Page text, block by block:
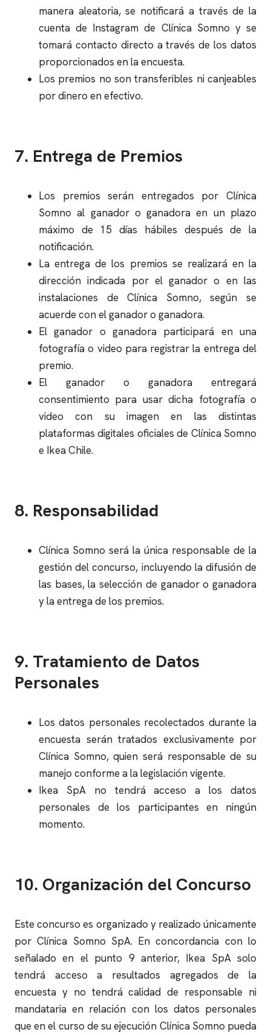
manera aleatoria, se notificará a través de la
cuenta de Instagram de Clínica Somno y se
tomará contacto directo a través de los datos
proporcionados en la encuesta.
Los premios no son transferibles ni canjeables
por dinero en efectivo.
7. Entrega de Premios
Los premios serán entregados por Clínica
Somno al ganador o ganadora en un plazo
máximo de 15 días hábiles después de la
notificación.
La entrega de los premios se realizará en la
dirección indicada por el ganador o en las
instalaciones deClínica Somno, según se
acuerde con el ganador o ganadora.
El ganador o ganadora participará en una
fotografía o video para registrar la entrega del
premio.
El ganador o ganadora entregará
consentimiento para usar dicha fotografía o
video con su imagen en las distintas
plataformas digitales oficiales de Clínica Somno
e Ikea Chile.
8. Responsabilidad
Clínica Somno será la única responsable de la
gestión del concurso, incluyendo la difusión de
las bases, la selección de ganador o ganadora
y la entrega de los premios.
9. Tratamiento de Datos
Personales
Los datos personales recolectados durante la
encuesta serán tratados exclusivamente por
Clínica Somno, quien será responsable de su
manejo conforme a la legislación vigente.
Ikea SpA no tendrá acceso a los datos
personales de los participantes en ningún
momento.
10. Organización del Concurso
Este concurso es organizado y realizado únicamente
porClínica Somno SpA. En concordancia con lo
señalado en el punto 9 anterior, Ikea SpA solo
tendrá acceso a resultados agregados de la
encuesta y no tendrá calidad de responsable ni
mandataria en relación con los datos personales
que en el curso de su ejecución Clínica Somno pueda